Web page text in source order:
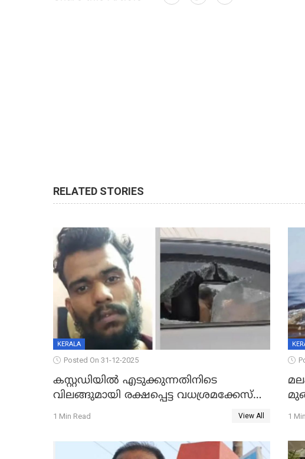
RELATED STORIES
KERALA
Posted On 31-12-2025
കസ്റ്റഡിയിൽ എടുക്കുന്നതിനിടെ
വിലങ്ങുമായി രക്ഷപ്പെട്ട വധശ്രമക്കേസ്
പ്രതി പിടിയിൽ
1 Min Read View All 1